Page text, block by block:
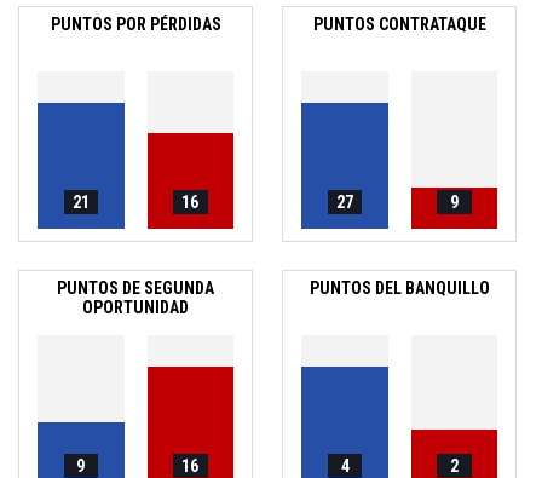
PUNTOS POR PÉRDIDAS
21 16
PUNTOS CONTRATAQUE
27 9
PUNTOS DE SEGUNDA
OPORTUNIDAD
9 16
PUNTOS DEL BANQUILLO
4 2